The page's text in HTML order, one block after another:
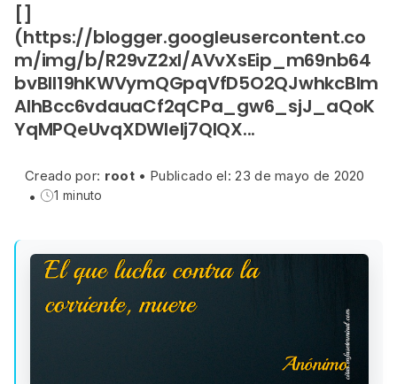
[]
(https://blogger.googleusercontent.co
m/img/b/R29vZ2xl/AVvXsEip_m69nb64
bvBIl19hKWVymQGpqVfD5O2QJwhkcBIm
AIhBcc6vdauaCf2qCPa_gw6_sjJ_aQoK
YqMPQeUvqXDWIelj7QlQX...
Creado por: root • Publicado el: 23 de mayo de 2020
•
1 minuto